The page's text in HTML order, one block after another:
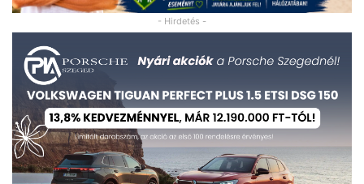
- Hirdetés -